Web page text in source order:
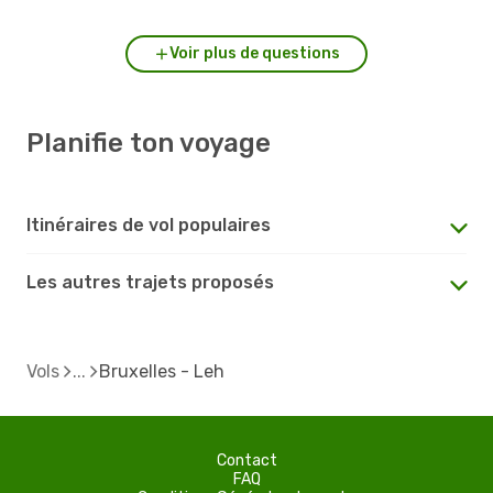
Voir plus de questions
Planifie ton voyage
Itinéraires de vol populaires
Les autres trajets proposés
Vols Bruxelles - Leh
Contact
FAQ